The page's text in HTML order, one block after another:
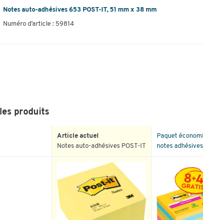
Notes auto-adhésives 653 POST-IT, 51 mm x 38 mm
Numéro d’article : 59814
produits
Article actuel
Notes auto-adhésives POST-IT
Paquet
notes